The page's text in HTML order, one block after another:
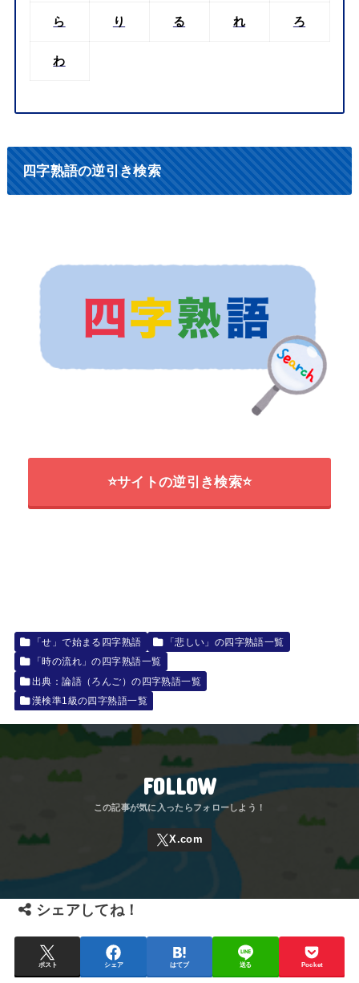
ら り る れ ろ
わ
四字熟語の逆引き検索
⭐サイトの逆引き検索⭐
「せ」で始まる四字熟語
「悲しい」の四字熟語一覧
「時の流れ」の四字熟語一覧
出典：論語（ろんご）の四字熟語一覧
漢検準1級の四字熟語一覧
FOLLOW
シェアしてね！
ポスト シェア はてブ 送る Pocket